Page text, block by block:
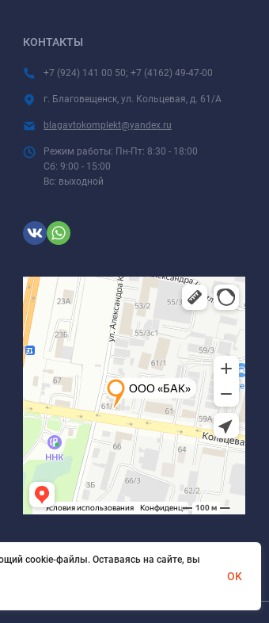
КОНТАКТЫ
+7 (924) 141 00 50; +7 (4162) 49-47-00
г. Благовещенск, ул. Кольцевая, д. 61/А
blagavtokomplekt@yandex.ru
Режим работы: Пн-Пт: 8:30 - 18:00
Сб: 9:00 - 15:00
Вс: выходной
cookie-файлы. Оставаясь на сайте, вы
OK